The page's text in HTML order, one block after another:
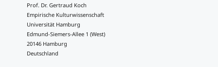
Prof. Dr. Gertraud Koch
Empirische Kulturwissenschaft
Universität Hamburg
Edmund-Siemers-Allee 1 (West)
20146 Hamburg
Deutschland